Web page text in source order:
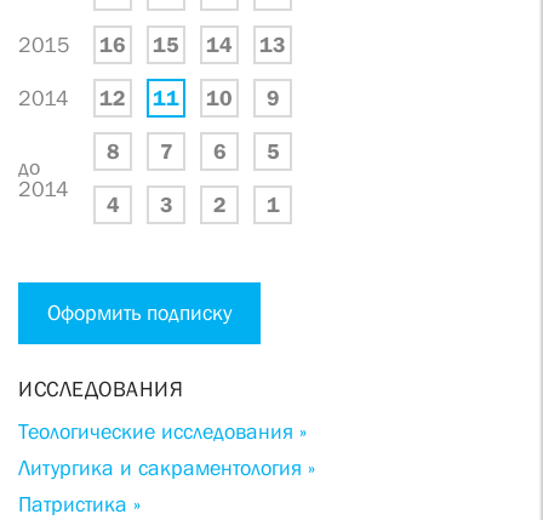
2015 16 15 14 13
2014 12 11 10 9
до
2014
8 7 6 5
4 3 2 1
Оформить подписку
ИССЛЕДОВАНИЯ
Теологические исследования »
Литургика и сакраментология »
Патристика »